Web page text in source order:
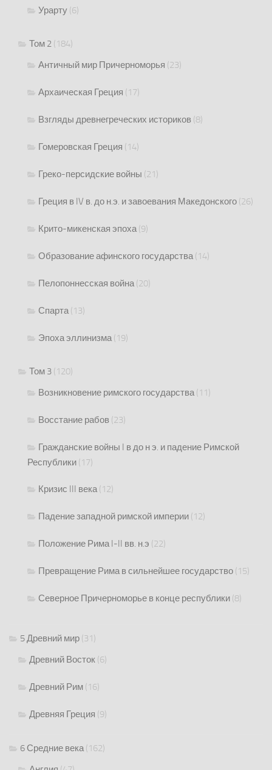
Урарту (6)
Том 2 (184)
Античный мир Причерноморья (23)
Архаическая Греция (17)
Взгляды древнегреческих историков (8)
Гомеровская Греция (14)
Греко-персидские войны (21)
Греция в IV в. до н.э. и завоевания Македонского (26)
Крито-микенская эпоха(9)
Образование афинского государства(14)
Пелопоннесская война(20)
Спарта(13)
Эпоха эллинизма(19)
Том 3 (120)
Возникновение римского государства(11)
Восстание рабов (23)
Гражданские войны I в до н э. и падение Римской
Республики (17)
Кризис III века(12)
Падение западной римской империи (12)
Положение Рима I-II вв. н.э (22)
Превращение Рима в сильнейшее государство (15)
Северное Причерноморье в конце республики (8)
5 Древний мир (31)
Древний Восток (6)
Древний Рим (16)
Древняя Греция (9)
6 Средние века(162)